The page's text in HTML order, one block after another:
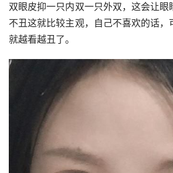
双眼皮抑一只内双一只外双，这会让眼
不丑这就比较主观，自己不喜欢的话
就越看越丑了。